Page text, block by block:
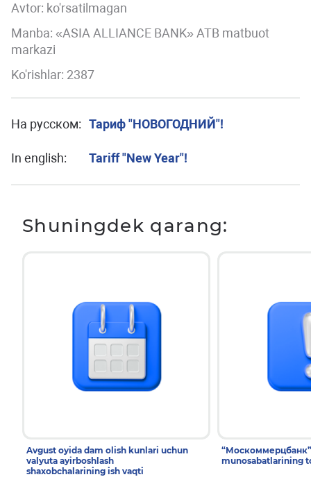
Avtor: ko'rsatilmagan
Manba: «ASIA ALLIANCE BANK» ATB matbuot
markazi
Ko'rishlar: 2387
На русском: Тариф "НОВОГОДНИЙ"!
In english: Tariff "New Year"!
Shuningdek qarang:
Avgust oyida dam olish kunlari uchun
valyuta ayirboshlash
shaxobchalarining ish vaqti
munosabatlarining